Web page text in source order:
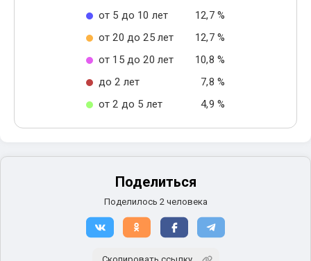
от 5 до 10 лет
12,7 %
от 20 до 25 лет
12,7 %
от 15 до 20 лет
10,8 %
до 2 лет
7,8 %
от 2 до 5 лет
4,9 %
Поделиться
Поделилось 2 человека